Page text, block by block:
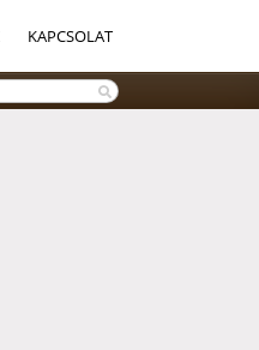
KAPCSOLAT